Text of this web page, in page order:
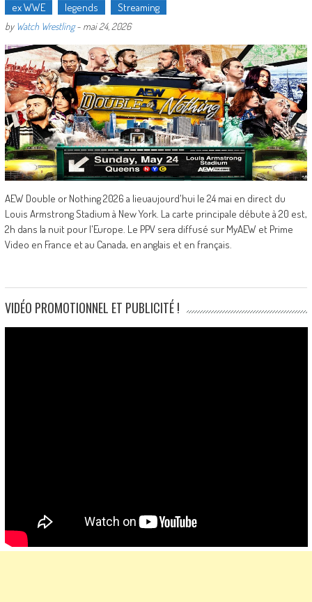
ex WWE
legends Streaming
by Watch Wrestling- mai 24, 2026
AEW Double or Nothing 2026 a lieuaujourd'hui le 24 mai en direct du
Louis Armstrong Stadium à New York. La carte principale débute à 20 est,
2h dans la nuit pour l'Europe. Le PPV sera diffusé sur MyAEW et Prime
Video en France et au Canada, en anglais et en français.
VIDÉO PROMOTIONNEL ET PUBLICITÉ !